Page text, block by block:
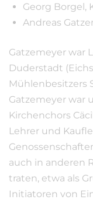
Georg Borgel,
Andreas
Gatzemeyer war
Duderstadt
Mühlenbesitzers
Gatzemeyer war
Kirchenchors
Lehrer und
auch in anderen
traten, etwa als
Initiatoren von